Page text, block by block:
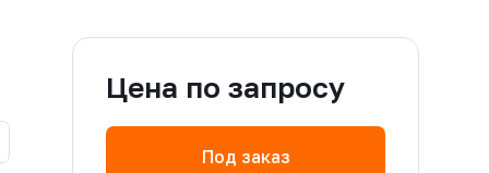
Цена по запросу
Под заказ